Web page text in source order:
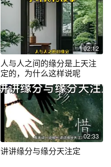
02:12
人与人之间的缘分是上天注
定的，为什么这样说呢
02:33
讲讲缘分与缘分天注定